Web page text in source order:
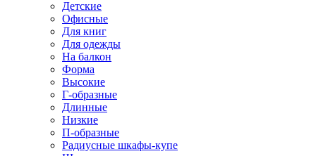
Детские
Офисные
Для книг
Для одежды
На балкон
Форма
Высокие
Г-образные
Длинные
Низкие
П-образные
Радиусные шкафы-купе